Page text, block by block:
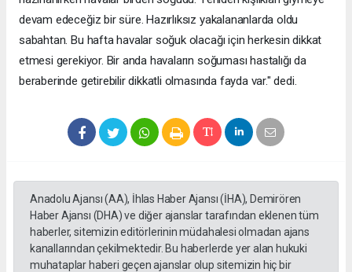
devam edeceğiz bir süre. Hazırlıksız yakalananlarda oldu
sabahtan. Bu hafta havalar soğuk olacağı için herkesin dikkat
etmesi gerekiyor. Bir anda havaların soğuması hastalığı da
beraberinde getirebilir dikkatli olmasında fayda var." dedi.
Anadolu Ajansı (AA), İhlas Haber Ajansı (İHA), Demirören
Haber Ajansı (DHA) ve diğer ajanslar tarafından eklenen tüm
haberler, sitemizin editörlerinin müdahalesi olmadan ajans
kanallarından çekilmektedir. Bu haberlerde yer alan hukuki
muhataplar haberi geçen ajanslar olup sitemizin hiç bir